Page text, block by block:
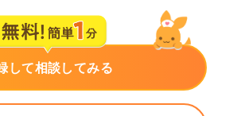
して相談してみる